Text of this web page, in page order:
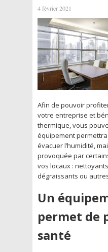
4 février 2021
Afin de pouvoir
votre entreprise et
thermique, vous
équipement
évacuer l’humidité,
provoquée par
vos locaux :
dégraissants ou
Un
permet de
santé